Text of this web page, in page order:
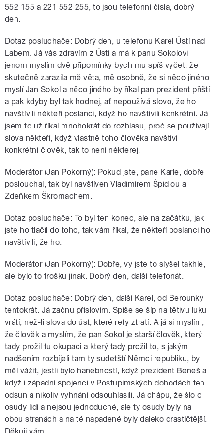
552 155 a 221 552 255, to jsou telefonní čísla, dobrý
den.
Dotaz posluchače: Dobrý den, u telefonu Karel Ústí nad
Labem. Já vás zdravím z Ústí a má k panu Sokolovi
jenom myslím dvě připomínky bych mu spíš vyčet, že
skutečně zarazila mě věta, mě osobně, že si něco jiného
myslí Jan Sokol a něco jiného by říkal pan prezident příští
a pak kdyby byl tak hodnej, ať nepoužívá slovo, že ho
navštívili někteří poslanci, když ho navštívili konkrétní. Já
jsem to už říkal mnohokrát do rozhlasu, proč se používají
slova někteří, když vlastně toho člověka navštíví
konkrétní člověk, tak to není některej.
Moderátor (Jan Pokorný): Pokud jste, pane Karle, dobře
poslouchal, tak byl navštíven Vladimírem Špidlou a
Zdeňkem Škromachem.
Dotaz posluchače: To byl ten konec, ale na začátku, jak
jste ho tlačil do toho, tak vám říkal, že někteří poslanci ho
navštívili, že ho.
Moderátor (Jan Pokorný): Dobře, vy jste to slyšel takhle,
ale bylo to trošku jinak. Dobrý den, další telefonát.
Dotaz posluchače: Dobrý den, další Karel, od Berounky
tentokrát. Já začnu příslovím. Spíše se šíp na tětivu luku
vrátí, než-li slova do úst, které rety ztratí. A já si myslím,
že člověk a myslím, že pan Sokol je starší člověk, který
tady prožil tu okupaci a který tady prožil to, s jakým
nadšením rozbíjeli tam ty sudetští Němci republiku, by
měl vážit, jestli bylo hanebností, když prezident Beneš a
když i západní spojenci v Postupimských dohodách ten
odsun a nikoliv vyhnání odsouhlasili. Já chápu, že šlo o
osudy lidí a nejsou jednoduché, ale ty osudy byly na
obou stranách a na té napadené byly daleko drastičtější.